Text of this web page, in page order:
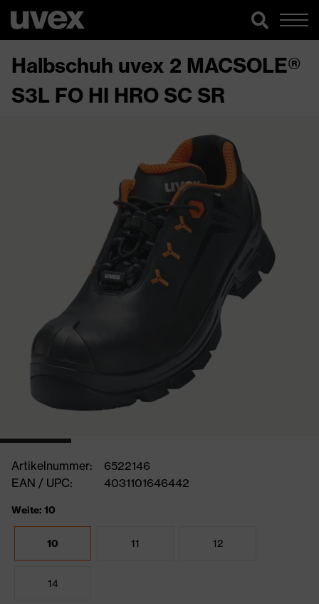
Halbschuh uvex 2 MACSOLE®
S3L FO HI HRO SC SR
Artikelnummer:
6522146
EAN / UPC:
4031101646442
Weite: 10
10 11 12
14